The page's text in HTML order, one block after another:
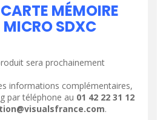
MÉMOIRE
SDXC
sera prochainement
informations complémentaires,
par téléphone au 01 42 22 31 12
.